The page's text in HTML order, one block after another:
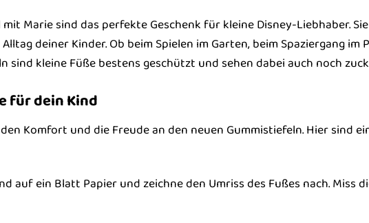
Marie sind das perfekte Geschenk für kleine Disney-Liebhaber.
deiner Kinder. Ob beim Spielen im Garten, beim Spaziergang im
sind kleine Füße bestens geschützt und sehen dabei auch noch
für dein Kind
Komfort und die Freude an den neuen Gummistiefeln. Hier sind
auf ein Blatt Papier und zeichne den Umriss des Fußes nach. Miss